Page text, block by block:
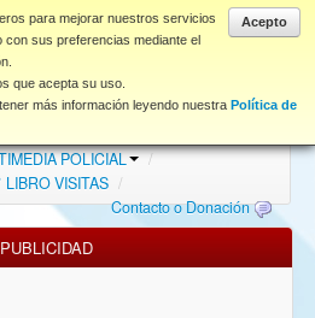
Acepto
para mejorar nuestros servicios
con sus preferencias mediante el
que acepta su uso.
más información leyendo nuestra Política de
POLICIAL
/
LIBRO VISITAS /
Contacto o Donación
PUBLICIDAD